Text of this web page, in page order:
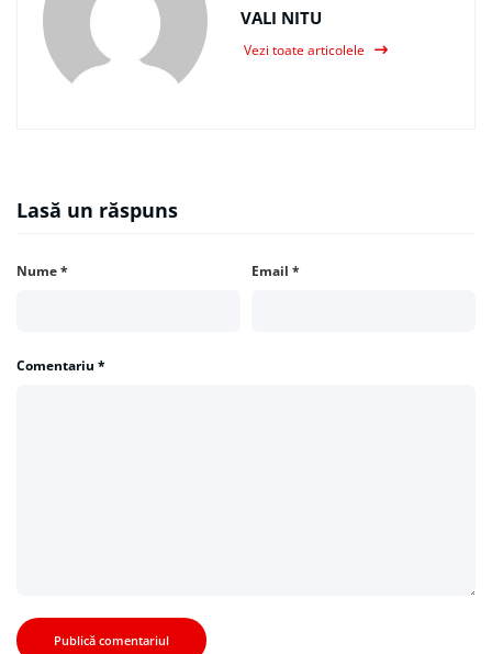
VALI NITU
Vezi toate articolele
Lasă un răspuns
Nume* Email *
Comentariu *